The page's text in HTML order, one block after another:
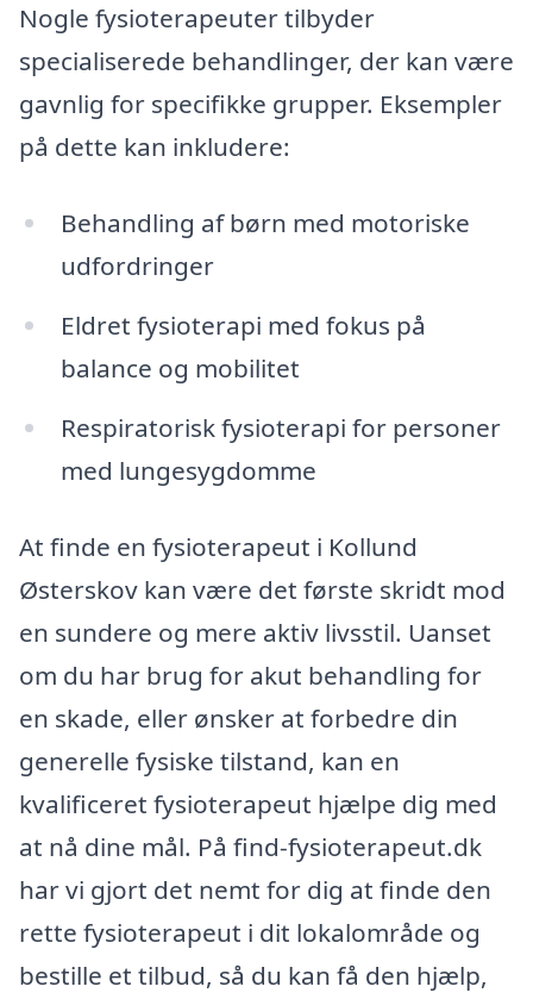
Nogle fysioterapeuter tilbyder
specialiserede behandlinger, der kan være
gavnlig for specifikke grupper. Eksempler
på dette kan inkludere:
Behandling af børn med motoriske
udfordringer
Eldret fysioterapi med fokus på
balance og mobilitet
Respiratorisk fysioterapi for personer
med lungesygdomme
At finde en fysioterapeut i Kollund
Østerskov kan være det første skridt mod
en sundere og mere aktiv livsstil. Uanset
om du har brug for akut behandling for
en skade, eller ønsker at forbedre din
generelle fysiske tilstand, kan en
kvalificeret fysioterapeut hjælpe dig med
at nå dine mål. På find-fysioterapeut.dk
har vi gjort det nemt for dig at finde den
rette fysioterapeut i dit lokalområde og
bestille et tilbud, så du kan få den hjælp,